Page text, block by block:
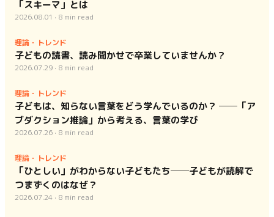
「スキーマ」とは
2026.08.01 · 8 min read
理論・トレンド
子どもの読書、読み聞かせで卒業していませんか？
2026.07.29 · 8 min read
理論・トレンド
子どもは、知らない言葉をどう学んでいるのか？ ──「ア
ブダクション推論」から考える、言葉の学び
2026.07.26 · 8 min read
理論・トレンド
「ひとしい」がわからない子どもたち──子どもが読解で
つまずくのはなぜ？
2026.07.24 · 8 min read